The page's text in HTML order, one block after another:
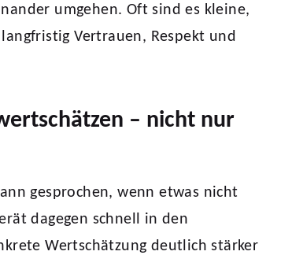
umgehen. Oft sind es kleine,
Vertrauen, Respekt und
– nicht nur
gesprochen, wenn etwas nicht
dagegen schnell in den
Wertschätzung deutlich stärker